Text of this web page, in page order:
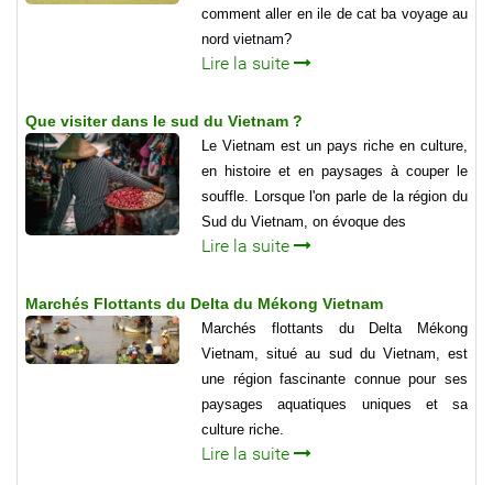
comment aller en ile de cat ba voyage au
nord vietnam?
Lire la suite
Que visiter dans le sud du Vietnam ?
Le Vietnam est un pays riche en culture,
en histoire et en paysages à couper le
souffle. Lorsque l'on parle de la région du
Sud du Vietnam, on évoque des
Lire la suite
Marchés Flottants du Delta du Mékong Vietnam
Marchés flottants du Delta Mékong
Vietnam, situé au sud du Vietnam, est
une région fascinante connue pour ses
paysages aquatiques uniques et sa
culture riche.
Lire la suite